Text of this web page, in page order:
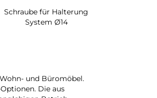
Schraube für Halterung
System Ø14
und Büromöbel.
Die aus